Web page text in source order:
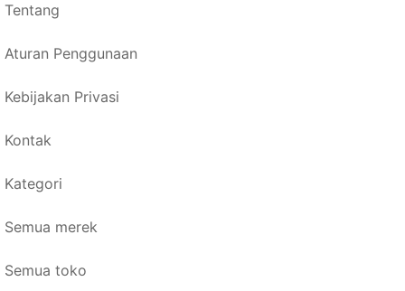
Tentang
Aturan Penggunaan
Kebijakan Privasi
Kontak
Kategori
Semua merek
Semua toko